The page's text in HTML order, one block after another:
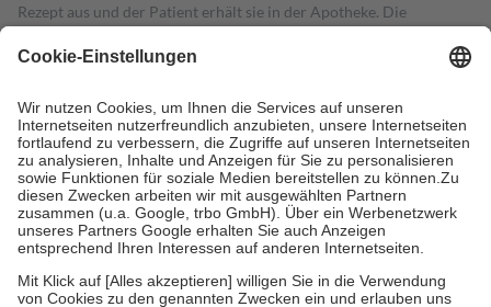
Rezept aus und der Patient erhält sie in der Apotheke. Die
Kosten dafür, der Versicherte trägt einen Teil davon als Zuzahlung
Grundsätzlich leisten Mitglieder Zuzahlungen in Höhe von zehn
Prozent des Abgabepreises,mindestensjedochfünf Euround
höchstens zehn Euro.Es sind jedoch nie mehr als die tatsächlichen
Kosten der Leistung zu entrichten.
Diese Regeln gelten grundsätzlich auch für Online-Apotheken.
Bei Heilmitteln und häuslicher Krankenpflege beträgt die
Zuzahlung zehn Prozent der Kosten sowie zehn Euro je
Um das Engagement der Versicherten für ihre eigene Gesundheit zu